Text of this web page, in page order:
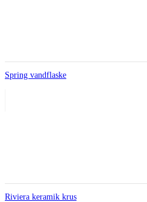
Spring vandflaske
Riviera keramik krus